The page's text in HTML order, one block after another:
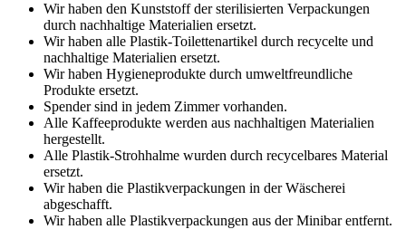
Wir haben den Kunststoff der sterilisierten Verpackungen
durch nachhaltige Materialien ersetzt.
Wir haben alle Plastik-Toilettenartikel durch recycelte und
nachhaltige Materialien ersetzt.
Wir haben Hygieneprodukte durch umweltfreundliche
Produkte ersetzt.
Spender sind in jedem Zimmer vorhanden.
Alle Kaffeeprodukte werden aus nachhaltigen Materialien
hergestellt.
Alle Plastik-Strohhalme wurden durch recycelbares Material
ersetzt.
Wir haben die Plastikverpackungen in der Wäscherei
abgeschafft.
Wir haben alle Plastikverpackungen aus der Minibar entfernt.